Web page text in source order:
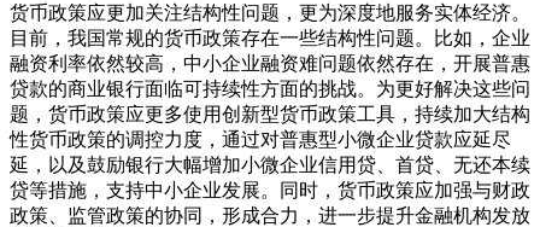
货币政策应更加关注结构性问题，更为深度地服务实体经济。
目前，我国常规的货币政策存在一些结构性问题。比如，企业
融资利率依然较高，中小企业融资难问题依然存在，开展普惠
贷款的商业银行面临可持续性方面的挑战。为更好解决这些问
题，货币政策应更多使用创新型货币政策工具，持续加大结构
性货币政策的调控力度，通过对普惠型小微企业贷款应延尽
延，以及鼓励银行大幅增加小微企业信用贷、首贷、无还本续
贷等措施，支持中小企业发展。同时，货币政策应加强与财政
政策、监管政策的协同，形成合力，进一步提升金融机构发放